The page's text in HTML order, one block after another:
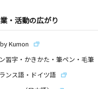
・活動の広がり
Kumon
習字・かきかた・筆ペン・毛筆
ンス語・ドイツ語